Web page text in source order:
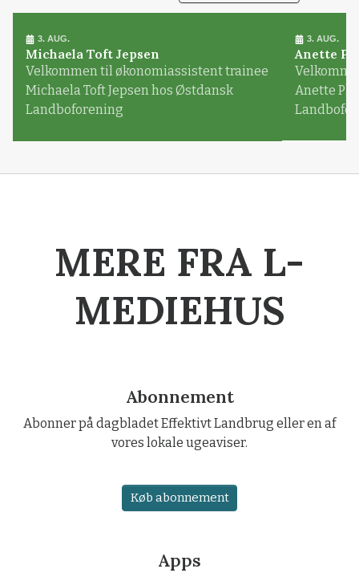
3. AUG.
Michaela Toft Jepsen
Velkommen til økonomiassistent trainee
Michaela Toft Jepsen hos Østdansk
Landboforening
3. AUG.
Anette
Anette
MERE FRA L-
MEDIEHUS
Abonnement
Abonner på dagbladet Effektivt Landbrug eller en af
vores lokale ugeaviser.
Køb abonnement
Apps